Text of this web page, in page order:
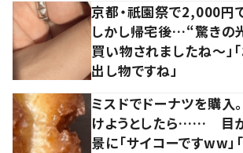
京都・祇園祭で2,000円
しかし帰宅後…“驚きの
買い物されましたね～」「
出し物ですね」
ミスドでドーナツを購入
けようとしたら…… 目
景に「サイコーですww」